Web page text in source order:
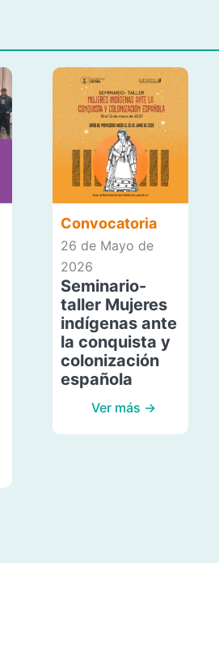
Convocatoria
26 de Mayo de
2026
Seminario-
taller Mujeres
indígenas ante
la conquista y
colonización
española
Ver más →